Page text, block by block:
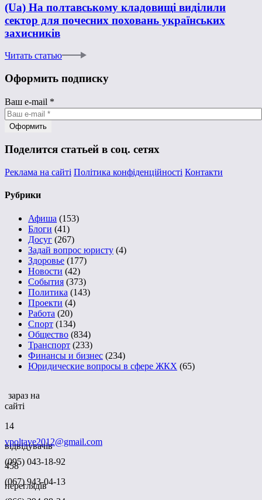
(Ua) На полтавському кладовищі виділили
сектор для почесних поховань українських
захисників
Читать статью
Оформить подписку
Ваш e-mail *
Поделится статьей в соц. сетях
Реклама на сайті Політика конфіденційності Контакти
Рубрики
Афиша (153)
Блоги (41)
Досуг (267)
Задай вопрос юристу (4)
Здоровье (177)
Новости (42)
События (373)
Политика (143)
Проекти (4)
Работа (20)
Спорт (134)
Общество (834)
Транспорт (233)
Финансы и бизнес (234)
Юридические вопросы в сфере ЖКХ (65)
зараз на
сайті
14
відвідувачів
458
переглядів
vpoltave2012@gmail.com
(095) 043-18-92
(067) 943-04-13